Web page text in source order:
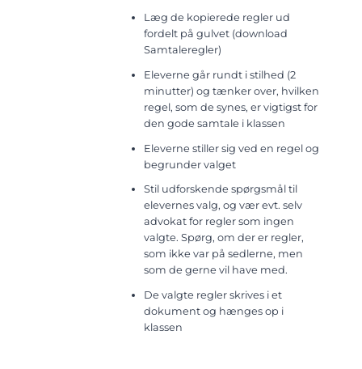
Læg de kopierede regler ud
fordelt på gulvet (download
Samtaleregler)
Eleverne går rundt i stilhed (2
minutter) og tænker over, hvilken
regel, som de synes, er vigtigst for
den gode samtale i klassen
Eleverne stiller sig ved en regel og
begrunder valget
Stil udforskende spørgsmål til
elevernes valg, og vær evt. selv
advokat for regler som ingen
valgte. Spørg, om der er regler,
som ikke var på sedlerne, men
som de gerne vil have med.
De valgte regler skrives i et
dokument og hænges op i
klassen